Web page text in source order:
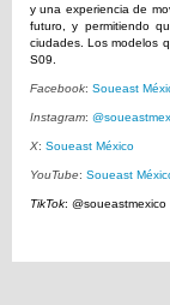
y una experiencia de
futuro, y permitiendo
ciudades. Los modelos
S09.
Facebook: Soueast
Instagram:
X: Soueast México
YouTube: Soueast
TikTok: @soueastmexico